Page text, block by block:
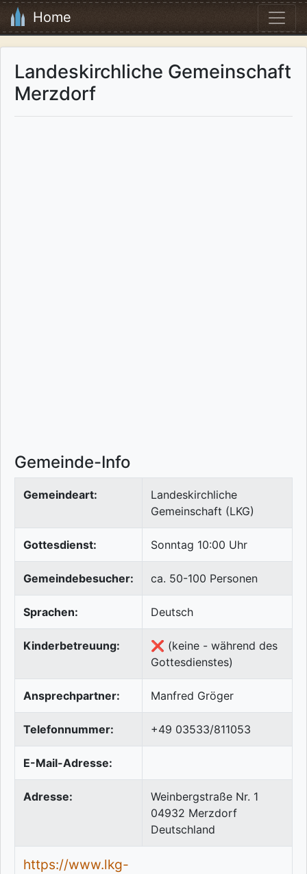
Home
Landeskirchliche Gemeinschaft
Merzdorf
Gemeinde-Info
Gemeindeart:
Landeskirchliche
Gemeinschaft (LKG)
Gottesdienst: Sonntag 10:00 Uhr
Gemeindebesucher: ca. 50-100 Personen
Sprachen: Deutsch
Kinderbetreuung:
❌ (keine - während des
Gottesdienstes)
Ansprechpartner: Manfred Gröger
Telefonnummer: +49 03533/811053
E-Mail-Adresse:
Adresse:
Weinbergstraße Nr. 1
04932 Merzdorf
Deutschland
https://www.lkg-